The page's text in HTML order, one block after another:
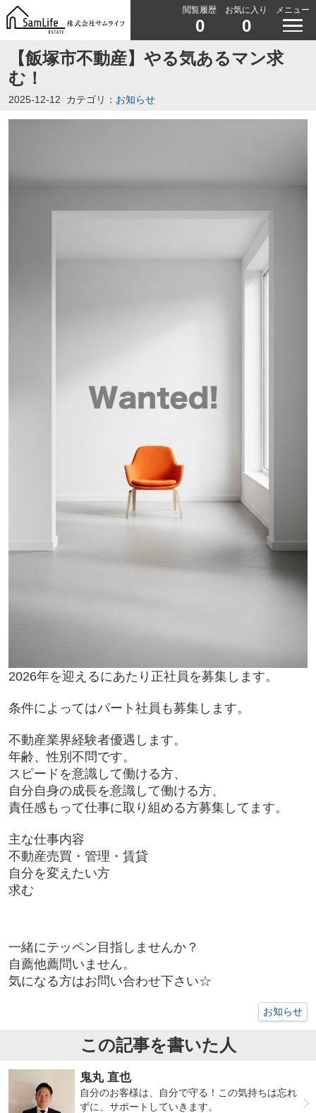
閲覧履歴
0
お気に入り
0
メニュー
【飯塚市不動産】やる気あるマン求
む！
2025-12-12 カテゴリ： お知らせ
2026年を迎えるにあたり正社員を募集します。
条件によってはパート社員も募集します。
不動産業界経験者優遇します。
年齢、性別不問です。
スピードを意識して働ける方、
自分自身の成長を意識して働ける方、
責任感もって仕事に取り組める方募集してます。
主な仕事内容
不動産売買・管理・賃貸
自分を変えたい方
求む
一緒にテッペン目指しませんか？
自薦他薦問いません。
気になる方はお問い合わせ下さい☆
お知らせ
この記事を書いた人
鬼丸 直也
自分のお客様は、自分で守る！この気持ちは忘れ
ずに、サポートしていきます。